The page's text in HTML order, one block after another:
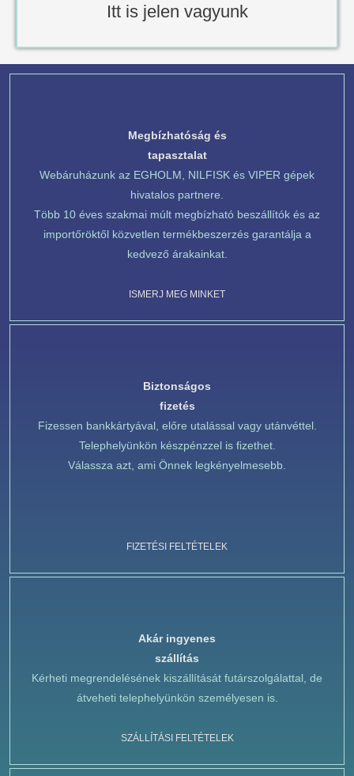
Itt is jelen vagyunk
Megbízhatóság és
tapasztalat
Webáruházunk az EGHOLM, NILFISK és VIPER gépek
hivatalos partnere.
Több 10 éves szakmai múlt megbízható beszállítók és az
importőröktől közvetlen termékbeszerzés garantálja a
kedvező árakainkat.
ISMERJ MEG MINKET
Biztonságos
fizetés
Fizessen bankkártyával, előre utalással vagy utánvéttel.
Telephelyünkön készpénzzel is fizethet.
Válassza azt, ami Önnek legkényelmesebb.
FIZETÉSI FELTÉTELEK
Akár ingyenes
szállítás
Kérheti megrendelésének kiszállítását futárszolgálattal, de
átveheti telephelyünkön személyesen is.
SZÁLLÍTÁSI FELTÉTELEK